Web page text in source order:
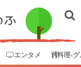
エンタメ 料理-グ